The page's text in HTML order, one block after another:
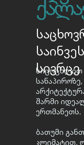
სიცოცხლით
შარმი
ერთმანეთს.
ბათუმი
კლიმატით,
სივრცე